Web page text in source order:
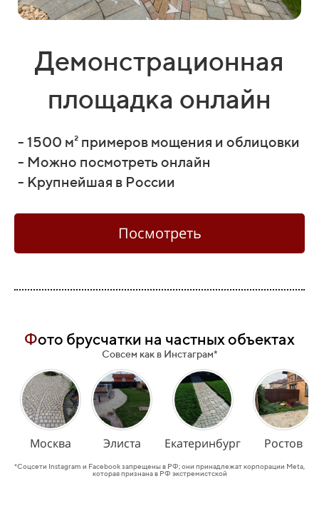
Демонстрационная
площадка онлайн
- 1500 м² примеров мощения и облицовки
- Можно посмотреть онлайн
- Крупнейшая в России
Посмотреть
Фото брусчатки на частных объектах
Совсем как в Инстаграм*
Москва Элиста Екатеринбург Ростов
*Соцсети Instagram и Facebook запрещены в РФ; они принадлежат корпорации Meta,
которая признана в РФ экстремистской